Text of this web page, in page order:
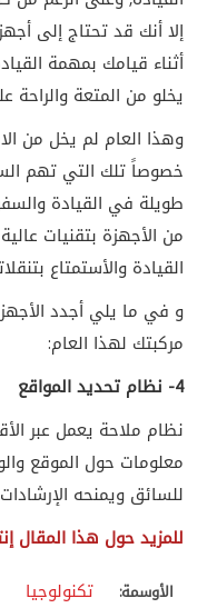
إلا أنك قد تحتاج إلى
أثناء قيامك بمهمة
يخلو من المتعة
وهذا العام لم يخل من
خصوصاً تلك التي تهم
طويلة في القيادة
من الأجهزة بتقنيات
القيادة والأستمتاع
و في ما يلي أجدد
مركبتك لهذا العام:
4- نظام تحديد المواقع
نظام ملاحة يعمل عبر
معلومات حول الموقع
للسائق ويمنحه
للمزيد حول هذا المقال
الأوسمة: تكنولوجيا